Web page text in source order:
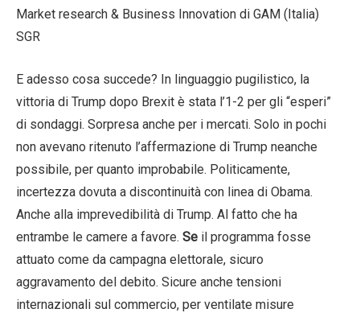
Market research & Business Innovation di GAM (Italia)
SGR
E adesso cosa succede? In linguaggio pugilistico, la
vittoria di Trump dopo Brexit è stata l’1-2 per gli “esperi”
di sondaggi. Sorpresa anche per i mercati. Solo in pochi
non avevano ritenuto l’affermazione di Trump neanche
possibile, per quanto improbabile. Politicamente,
incertezza dovuta a discontinuità con linea di Obama.
Anche alla imprevedibilità di Trump. Al fatto che ha
entrambe le camere a favore. Se il programma fosse
attuato come da campagna elettorale, sicuro
aggravamento del debito. Sicure anche tensioni
internazionali sul commercio, per ventilate misure